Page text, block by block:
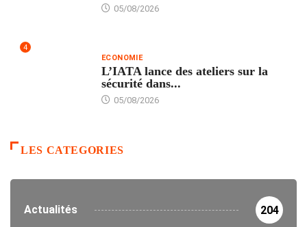
05/08/2026
4
ECONOMIE
L’IATA lance des ateliers sur la
sécurité dans...
05/08/2026
LES CATEGORIES
Actualités 204